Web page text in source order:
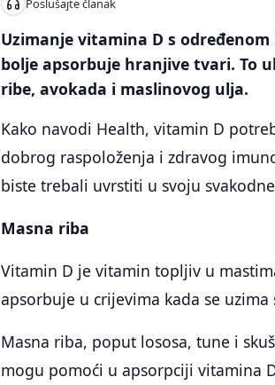
Poslušajte članak
Uzimanje vitamina D s
bolje apsorbuje hranjive tvari. To
ribe, avokada i maslinovog ulja.
Kako navodi Health, vitamin D
dobrog raspoloženja i zdravog
biste trebali uvrstiti u svoju
Masna riba
Vitamin D je vitamin topljiv u
apsorbuje u crijevima kada se
Masna riba, poput lososa, tune i
mogu pomoći u apsorpciji vitamina